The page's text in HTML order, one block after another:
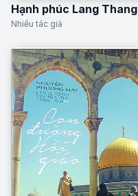
Hạnh phúc Lang Thang
Nhiều tác giả